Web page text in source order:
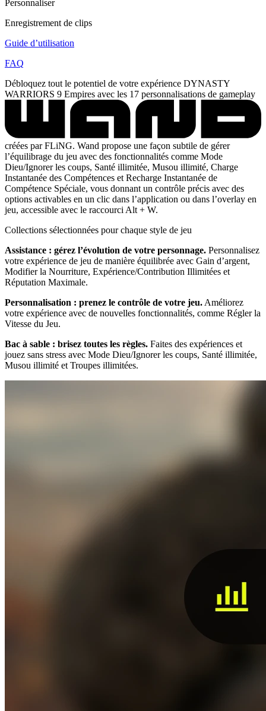
Personnaliser
Enregistrement de clips
Guide d’utilisation
FAQ
Débloquez tout le potentiel de votre expérience DYNASTY
WARRIORS 9 Empires avec les 17 personnalisations de gameplay
créées par FLiNG. Wand propose une façon subtile de gérer
l’équilibrage du jeu avec des fonctionnalités comme Mode
Dieu/Ignorer les coups, Santé illimitée, Musou illimité, Charge
Instantanée des Compétences et Recharge Instantanée de
Compétence Spéciale, vous donnant un contrôle précis avec des
options activables en un clic dans l’application ou dans l’overlay en
jeu, accessible avec le raccourci Alt + W.
Collections sélectionnées pour chaque style de jeu
Assistance : gérez l’évolution de votre personnage. Personnalisez
votre expérience de jeu de manière équilibrée avec Gain d’argent,
Modifier la Nourriture, Expérience/Contribution Illimitées et
Réputation Maximale.
Personnalisation : prenez le contrôle de votre jeu. Améliorez
votre expérience avec de nouvelles fonctionnalités, comme Régler la
Vitesse du Jeu.
Bac à sable : brisez toutes les règles. Faites des expériences et
jouez sans stress avec Mode Dieu/Ignorer les coups, Santé illimitée,
Musou illimité et Troupes illimitées.